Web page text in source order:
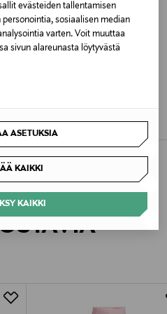
evästeiden tallentamisen
sosiaalisen median
varten. Voit muuttaa
sivun alareunasta löytyvästä
ASETUKSIA
KAIKKI
KAIKKI
5,90 €